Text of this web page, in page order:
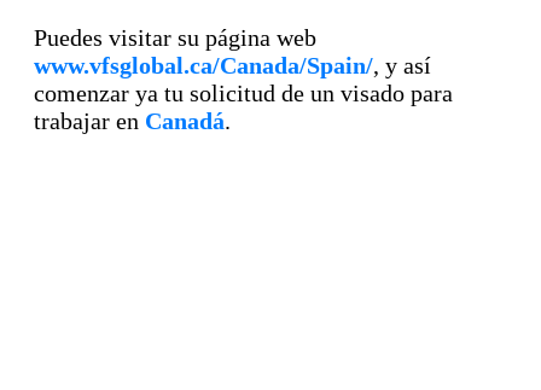
Puedes visitar su página web
www.vfsglobal.ca/Canada/Spain/, y así
comenzar ya tu solicitud de un visado para
trabajar en Canadá.